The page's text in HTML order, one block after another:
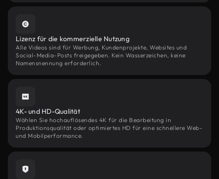
Lizenz für die kommerzielle Nutzung
Alle Videos sind für Werbung, Kundenprojekte, Websites und
Social-Media-Posts freigegeben. Kein Wasserzeichen, keine
Namensnennung erforderlich.
4K- und HD-Qualität
Wählen Sie hochauflösendes 4K für die Bearbeitung in
Produktionsqualität oder optimiertes HD für eine schnellere Web-
und Mobilperformance.